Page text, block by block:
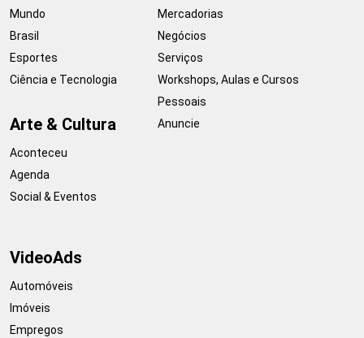
Mundo
Brasil
Esportes
Ciência e Tecnologia
Arte & Cultura
Aconteceu
Agenda
Social & Eventos
Mercadorias
Negócios
Serviços
Workshops, Aulas e Cursos
Pessoais
Anuncie
VideoAds
Automóveis
Imóveis
Empregos